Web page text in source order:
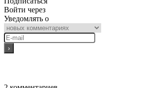
Войти через
Уведомлять о